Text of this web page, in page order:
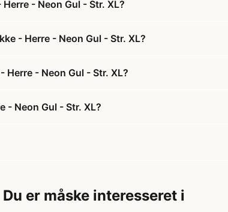
- Neon Gul - Str. XL?
- Herre - Neon Gul - Str. XL?
- Neon Gul - Str. XL?
- Neon Gul - Str. XL?
Du er måske interesseret i